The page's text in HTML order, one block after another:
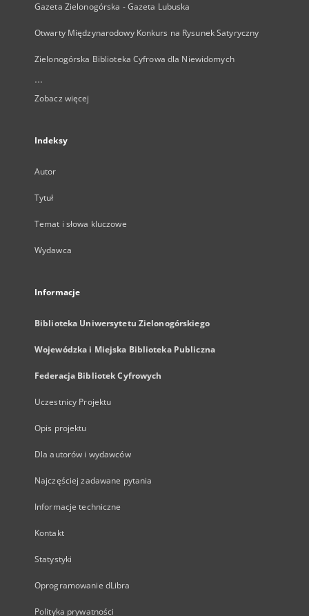
Gazeta Zielonogórska - Gazeta Lubuska
Otwarty Międzynarodowy Konkurs na Rysunek Satyryczny
Zielonogórska Biblioteka Cyfrowa dla Niewidomych
...
Zobacz więcej
Indeksy
Autor
Tytuł
Temat i słowa kluczowe
Wydawca
Informacje
Biblioteka Uniwersytetu Zielonogórskiego
Wojewódzka i Miejska Biblioteka Publiczna
Federacja Bibliotek Cyfrowych
Uczestnicy Projektu
Opis projektu
Dla autorów i wydawców
Najczęściej zadawane pytania
Informacje techniczne
Kontakt
Statystyki
Oprogramowanie dLibra
Polityka prywatności